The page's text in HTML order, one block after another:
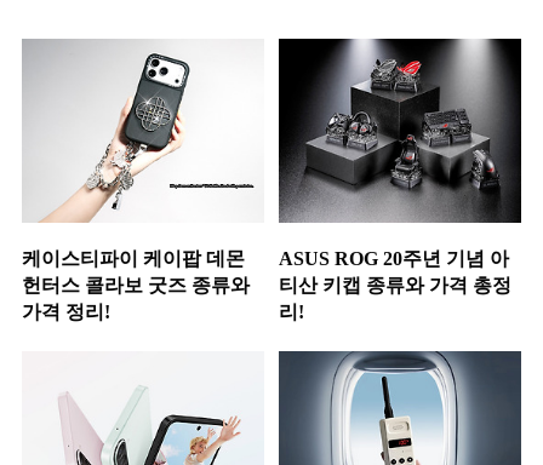
케이스티파이 케이팝 데몬
헌터스 콜라보 굿즈 종류와
가격 정리!
ASUS ROG 20주년 기념 아
티산 키캡 종류와 가격 총정
리!